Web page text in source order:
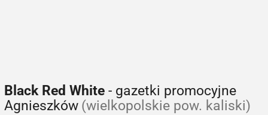
Black Red White - gazetki promocyjne
Agnieszków (wielkopolskie pow. kaliski)